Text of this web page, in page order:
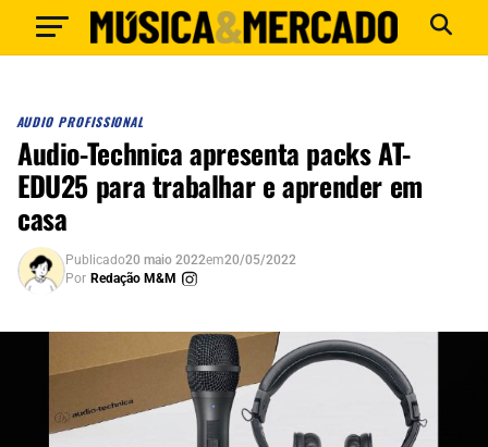
AUDIO PROFISSIONAL
Audio-Technica apresenta packs AT-
EDU25 para trabalhar e aprender em
casa
Publicado20 maio 2022em20/05/2022
Por Redação M&M